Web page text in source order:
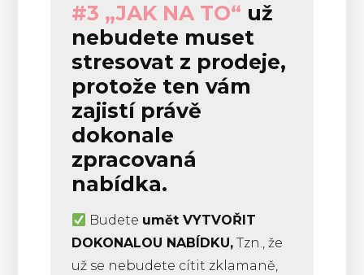
#3 „JAK NA TO“ už
nebudete muset
stresovat z prodeje,
protože ten vám
zajistí právě
dokonale
zpracovaná
nabídka.
Budete umět VYTVOŘIT
DOKONALOU NABÍDKU, Tzn., že
už se nebudete cítit zklamaně,